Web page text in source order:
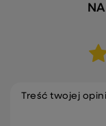
Treść twojej